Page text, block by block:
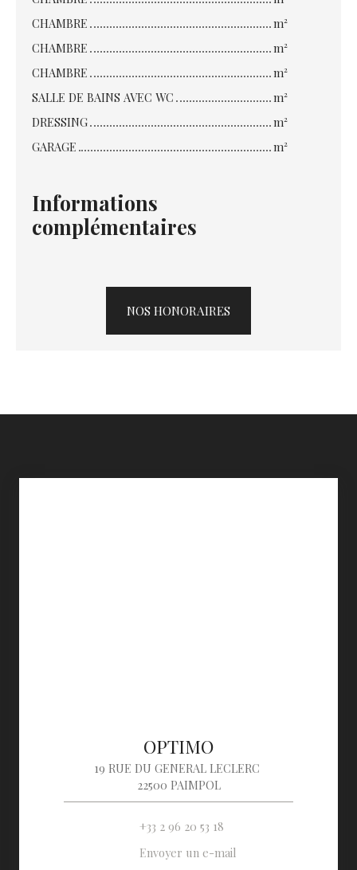
CHAMBRE
m²
CHAMBRE
m²
CHAMBRE
m²
SALLE DE BAINS AVEC WC
m²
DRESSING
m²
GARAGE
m²
Informations
complémentaires
NOS HONORAIRES
OPTIMO
19 RUE DU GENERAL LECLERC
22500 PAIMPOL
+33 2 96 20 53 18
Envoyer un e-mail